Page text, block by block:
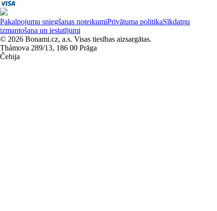
Pakalpojumu sniegšanas noteikumiPrivātuma politikaSīkdatņu
izmantošana un iestatījumi
© 2026 Bonami.cz, a.s. Visas tiesības aizsargātas.
Thámova 289/13, 186 00 Prāga
Čehija